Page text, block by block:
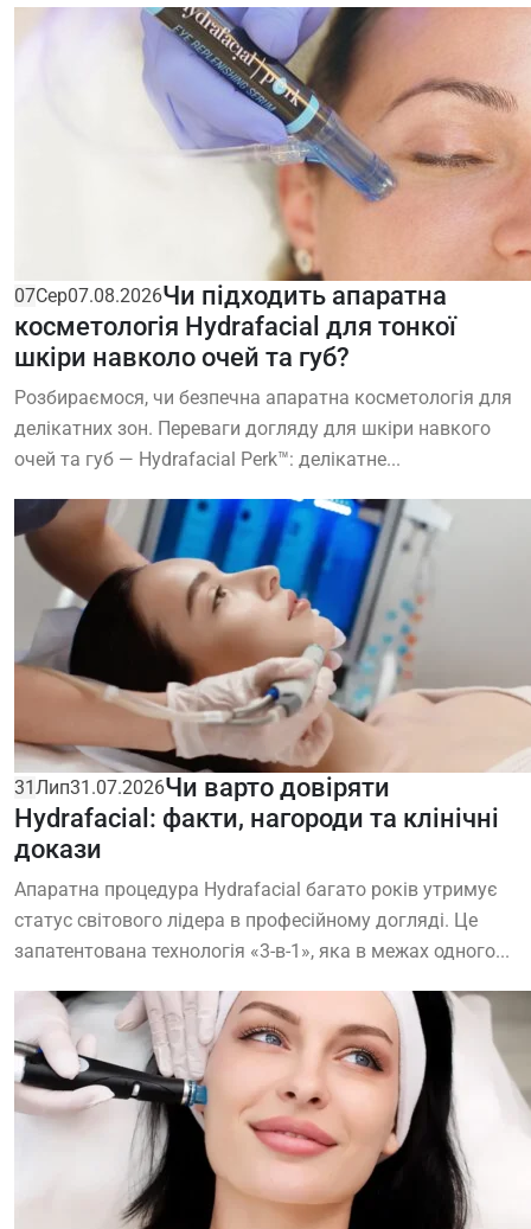
07Сер07.08.2026Чи підходить апаратна
косметологія Hydrafacial для тонкої
шкіри навколо очей та губ?
Розбираємося, чи безпечна апаратна косметологія для
делікатних зон. Переваги догляду для шкіри навкого
очей та губ — Hydrafacial Perk™: делікатне...
31 Лип31.07.2026Чи варто довіряти
Hydrafacial: факти, нагороди та клінічні
докази
Апаратна процедура Hydrafacial багато років утримує
статус світового лідера в професійному догляді. Це
запатентована технологія «3-в-1», яка в межах одного...